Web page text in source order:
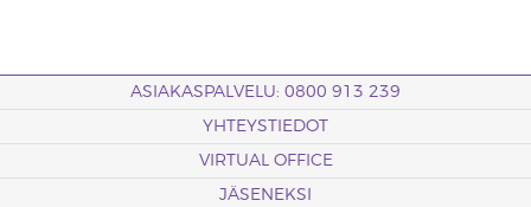
ASIAKASPALVELU: 0800 913 239
YHTEYSTIEDOT
VIRTUAL OFFICE
JÄSENEKSI